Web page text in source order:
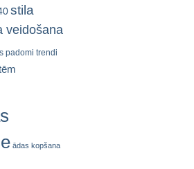
stila
veidošana
padomi trendi
ādas kopšana